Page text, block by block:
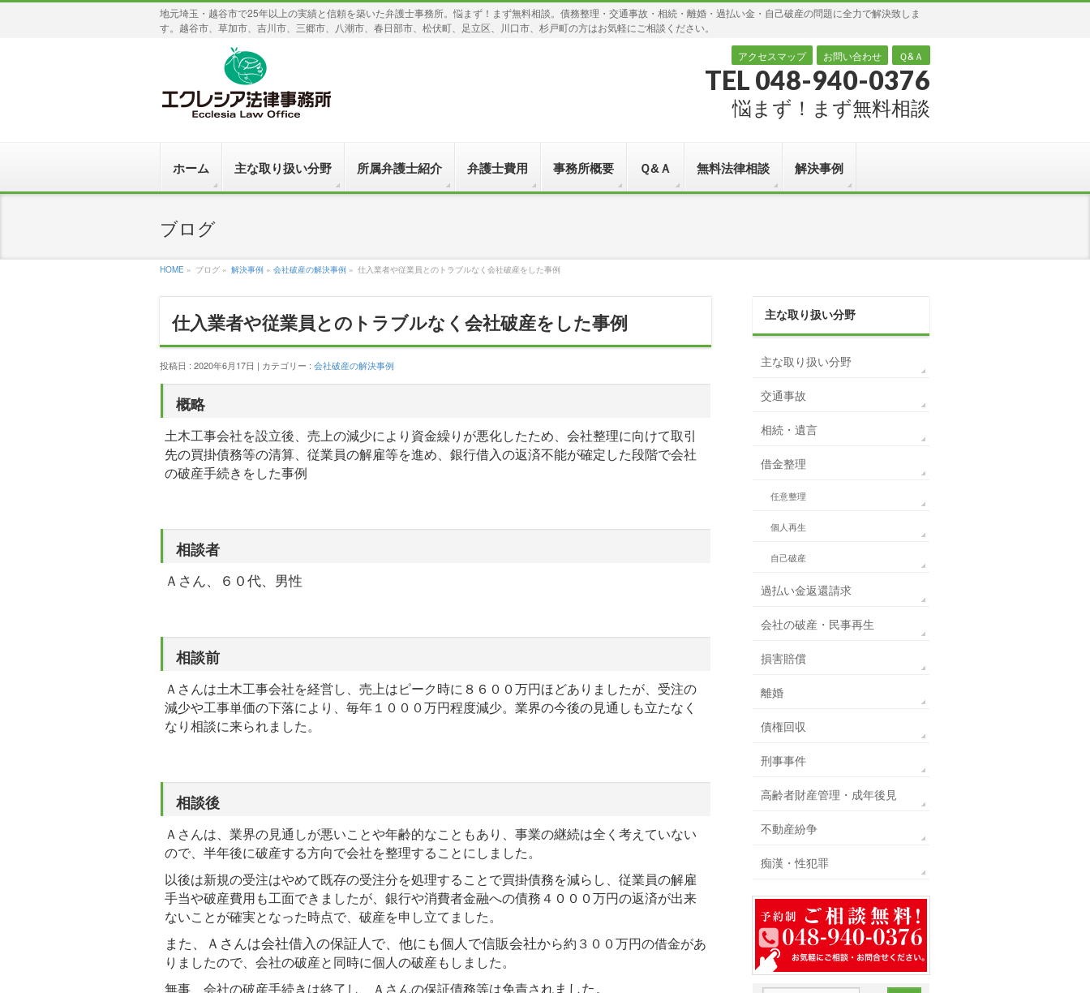
地元埼玉・越谷市で25年以上の実績と信頼を築いた弁護士事務所。悩まず！まず無料相談。債務整理・交通事故・相続・離婚・過払い金・自己破産の問題に全力で解決致しま
す。越谷市、草加市、吉川市、三郷市、八潮市、春日部市、松伏町、足立区、川口市、杉戸町の方はお気軽にご相談ください。
アクセスマップ お問い合わせ Ｑ&Ａ
TEL 048-940-0376
悩まず！まず無料相談
ホーム 主な取り扱い分野 所属弁護士紹介 弁護士費用 事務所概要 Ｑ&Ａ 無料法律相談 解決事例
ブログ
HOME » ブログ » 解決事例 » 会社破産の解決事例 » 仕入業者や従業員とのトラブルなく会社破産をした事例
仕入業者や従業員とのトラブルなく会社破産をした事例
投稿日 : 2020年6月17日 | カテゴリー : 会社破産の解決事例
概略
土木工事会社を設立後、売上の減少により資金繰りが悪化したため、会社整理に向けて取引
先の買掛債務等の清算、従業員の解雇等を進め、銀行借入の返済不能が確定した段階で会社
の破産手続きをした事例
相談者
Ａさん、６０代、男性
相談前
Ａさんは土木工事会社を経営し、売上はピーク時に８６００万円ほどありましたが、受注の
減少や工事単価の下落により、毎年１０００万円程度減少。業界の今後の見通しも立たなく
なり相談に来られました。
相談後
Ａさんは、業界の見通しが悪いことや年齢的なこともあり、事業の継続は全く考えていない
ので、半年後に破産する方向で会社を整理することにしました。
以後は新規の受注はやめて既存の受注分を処理することで買掛債務を減らし、従業員の解雇
手当や破産費用も工面できましたが、銀行や消費者金融への債務４０００万円の返済が出来
ないことが確実となった時点で、破産を申し立てました。
また、Ａさんは会社借入の保証人で、他にも個人で信販会社から約３００万円の借金があ
りましたので、会社の破産と同時に個人の破産もしました。
無事、会社の破産手続きは終了し、Ａさんの保証債務等は免責されました。
主な取り扱い分野
主な取り扱い分野
交通事故
相続・遺言
借金整理
任意整理
個人再生
自己破産
過払い金返還請求
会社の破産・民事再生
損害賠償
離婚
債権回収
刑事事件
高齢者財産管理・成年後見
不動産紛争
痴漢・性犯罪